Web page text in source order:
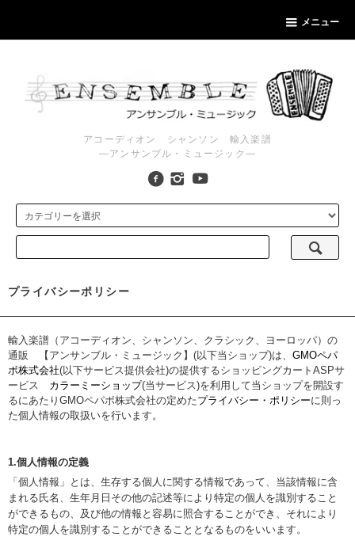
メニュー
アコーディオン シャンソン 輸入楽譜
―アンサンブル・ミュージック―
プライバシーポリシー
輸入楽譜（アコーディオン、シャンソン、クラシック、ヨーロッパ）の
通販 【アンサンブル・ミュージック】(以下当ショップ)は、 GMOペパ
ボ株式会社(以下サービス提供会社)の提供するショッピングカートASPサ
ービス カラーミーショップ(当サービス)を利用して当ショップを開設す
るにあたりGMOペパボ株式会社の定めたプライバシー・ポリシーに則っ
た個人情報の取扱いを行います。
1.個人情報の定義
「個人情報」とは、生存する個人に関する情報であって、当該情報に含
まれる氏名、生年月日その他の記述等により特定の個人を識別すること
ができるもの、及び他の情報と容易に照合することができ、それにより
特定の個人を識別することができることとなるものをいいます。